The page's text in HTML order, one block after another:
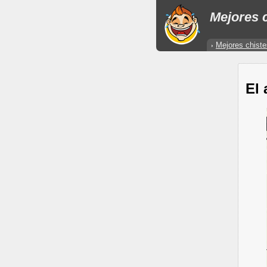
Mejores
Mejores
El